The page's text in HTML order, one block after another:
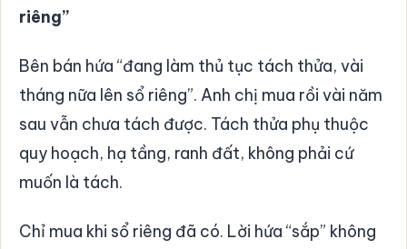
riêng”
Bên bán hứa “đang làm thủ tục tách thửa, vài
tháng nữa lên sổ riêng”. Anh chị mua rồi vài năm
sau vẫn chưa tách được. Tách thửa phụ thuộc
quy hoạch, hạ tầng, ranh đất, không phải cứ
muốn là tách.
Chỉ mua khi sổ riêng đã có. Lời hứa “sắp” không